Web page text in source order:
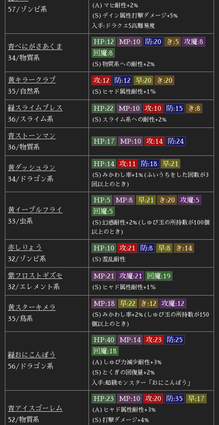
57/ゾンビ系
(A)マヒ耐性+2%
(S)デイン属性打撃ダメージ+5%
入手:ドラクエ5高難易度
青べにがさあくま
34/物質系
HP:12 MP:10 防:20 き:5
攻魔:8
回魔:8
(S)物質系への耐性+2%
黄キラークラブ
35/自然系
攻:12 防:12 早:20 き:20
(S)ヒャド属性耐性+1％
緑スライムブレス
36/スライム系
HP:22 MP:10 攻:10 防:15 き:8
(S)スライム系への耐性+2%
青ストーンマン
36/物質系
HP:17 MP:10 攻:14 防:24
黄ダッシュラン
34/ドラゴン系
HP:14 攻:11 防:18 早:21
(S)みかわし率+1%(ふいうちをした回数が3
回以上のとき)
黄イーブルフライ
33/虫系
HP:5 MP:8 早:21 き:20
攻魔:5
回魔:5
(S)幻惑耐性+2%(しゅび玉の所持数が100個
以上のとき)
赤しりょう
32/ゾンビ系
HP:10 攻:21 防:8 早:8 き:14
(S)混乱耐性
紫フロストギズモ
32/エレメント系
MP:21 攻魔:21 回魔:19
(S)ヒャド属性耐性+1％
黄スターキメラ
35/鳥系
MP:18 早:22 き:12 攻魔:12
(S)みかわし率+2%(しゅび玉の所持数が150
個以上のとき)
緑おにこんぼう
56/ドラゴン系
HP:40 MP:14 攻:23
防:25
回魔:18
(A)しゅび力減少耐性+3%
(S)とくぎの回復量+2%
入手:超級モンスター「おにこんぼう」
青アイスゴーレム
52/物質系
HP:23 MP:10 攻:20 防:35 早:17
(A)ヒャド属性耐性+3%
(S)打撃ダメージ+4%